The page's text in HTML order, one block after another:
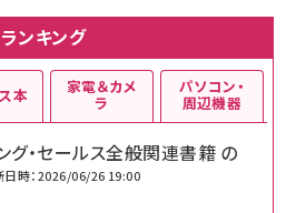
ンキング
グ・セールス全般関連書籍 の
日時：2026/06/26 19:00
本 家電＆カメ
ラ
パソコン・
周辺機器